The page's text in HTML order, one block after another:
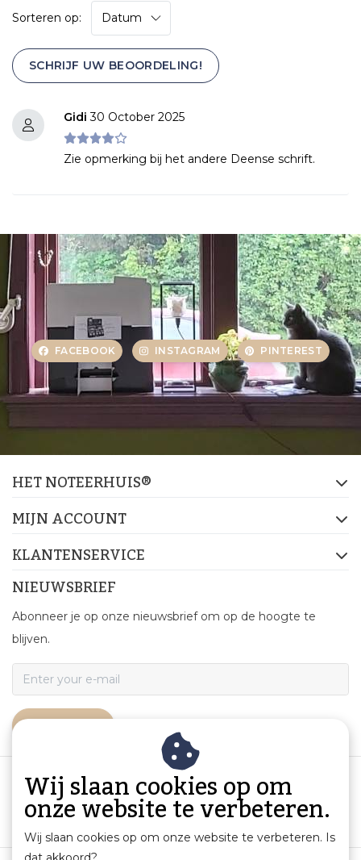
Sorteren op:
SCHRIJF UW BEOORDELING!
Gidi 30 October 2025
Zie opmerking bij het andere Deense schrift.
FACEBOOK INSTAGRAM PINTEREST
HET NOTEERHUIS®
MIJN ACCOUNT
KLANTENSERVICE
NIEUWSBRIEF
Abonneer je op onze nieuwsbrief om op de hoogte te
blijven.
Wij slaan cookies op om
onze website te verbeteren.
Wij slaan cookies op om onze website te verbeteren. Is